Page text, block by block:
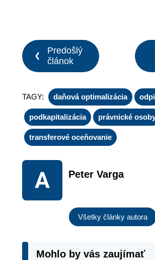
Predošlý
článok
TAGY: daňová optimalizácia
podkapitalizácia právnické
transferové oceňovanie
Peter Varga
Všetky články autora
Mohlo by vás zaujímať